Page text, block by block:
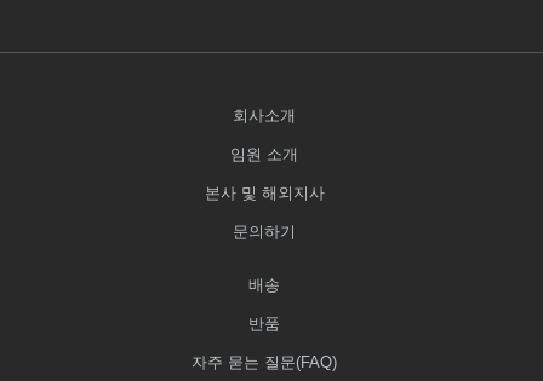
회사소개
임원 소개
본사 및 해외지사
문의하기
배송
반품
자주 묻는 질문(FAQ)